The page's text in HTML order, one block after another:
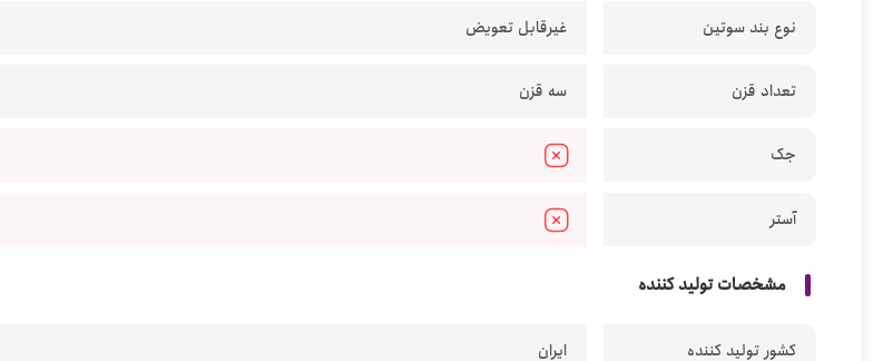
نوع بند سوتین غیرقابل تعویض
تعداد قزن سه قزن
جک
آستر
مشخصات تولید کننده
کشور تولید کننده ایران